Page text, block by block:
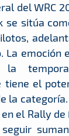
del WRC
se sitúa
La emoción
tiene el
la
el Rally de